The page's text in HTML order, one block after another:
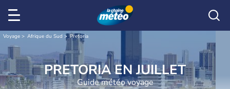
Voyage Afrique du Sud Pretoria
PRETORIA EN JUILLET
Guide météo voyage